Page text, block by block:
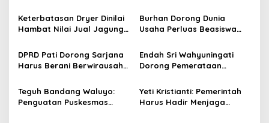
p
o
s
kepada Polisi
Keterbatasan Dryer Dinilai
Hambat Nilai Jual Jagung
Burhan Dorong Dunia
Usaha Perluas Beasiswa
Satu Sarjana
DPRD Pati Dorong Sarjana
Harus Berani Berwirausaha
Kerja
Endah Sri Wahyuningati
Dorong Pemerataan
di Seluruh Kecamatan
Teguh Bandang Waluyo:
Penguatan Puskesmas
Yeti Kristianti: Pemerintah
Harus Hadir Menjaga